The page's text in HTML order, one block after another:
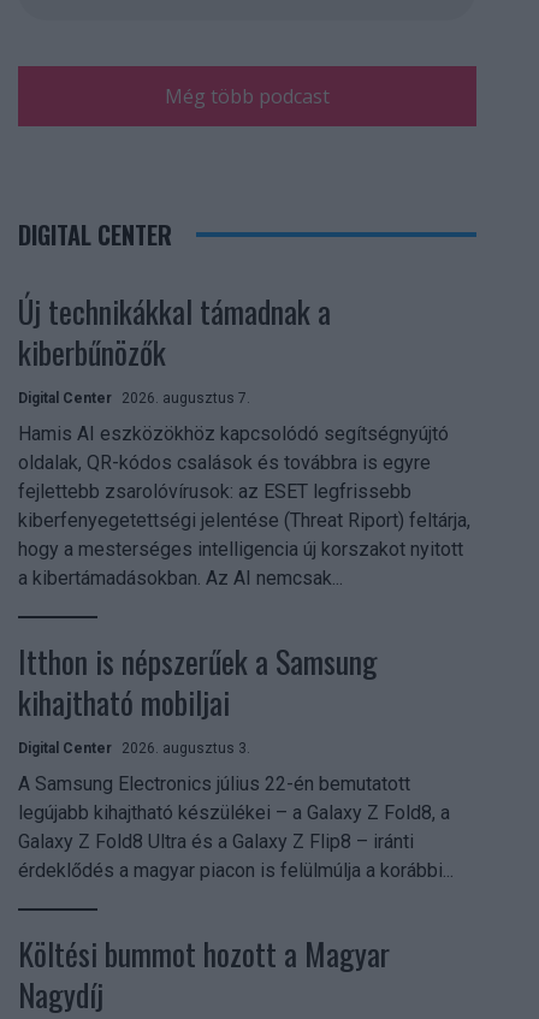
Még több podcast
DIGITAL CENTER
Új technikákkal támadnak a
kiberbűnözők
Digital Center 2026. augusztus 7.
Hamis AI eszközökhöz kapcsolódó segítségnyújtó
oldalak, QR-kódos csalások és továbbra is egyre
fejlettebb zsarolóvírusok: az ESET legfrissebb
kiberfenyegetettségi jelentése (Threat Riport) feltárja,
hogy a mesterséges intelligencia új korszakot nyitott
a kibertámadásokban. Az AI nemcsak...
Itthon is népszerűek a Samsung
kihajtható mobiljai
Digital Center 2026. augusztus 3.
A Samsung Electronics július 22-én bemutatott
legújabb kihajtható készülékei – a Galaxy Z Fold8, a
Galaxy Z Fold8 Ultra és a Galaxy Z Flip8 – iránti
érdeklődés a magyar piacon is felülmúlja a korábbi...
Költési bummot hozott a Magyar
Nagydíj